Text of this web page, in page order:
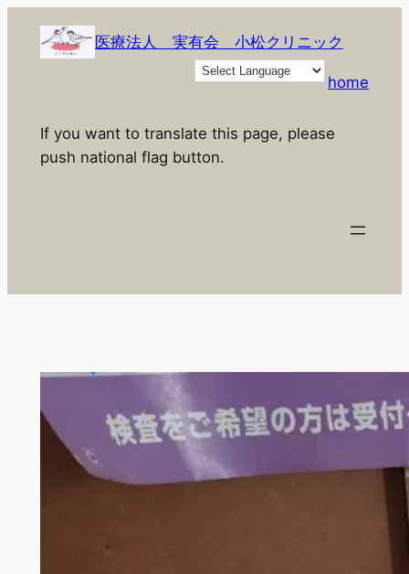
医療法人 実有会 小松クリニック
home
If you want to translate this page, please
push national flag button.